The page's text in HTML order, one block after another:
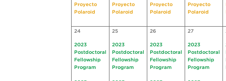
Proyecto
Polaroid
Proyecto
Polaroid
Proyecto
Polaroid
Proyecto
Polaroid
24
2023
Postdoctoral
Fellowship
Program
25
2023
Postdoctoral
Fellowship
Program
26
2023
Postdoctoral
Fellowship
Program
27
2023
Postdoctoral
Fellowship
Program